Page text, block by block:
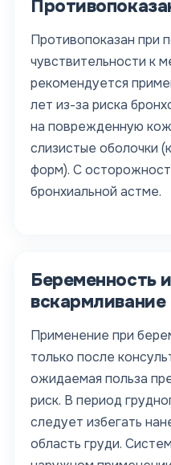
Противопоказан при
чувствительности к
рекомендуется
лет из-за риска
на поврежденную
слизистые оболочки
форм). С
бронхиальной астме.
Беременность
вскармливание
Применение при
только после
ожидаемая польза
риск. В период
следует избегать
область груди.